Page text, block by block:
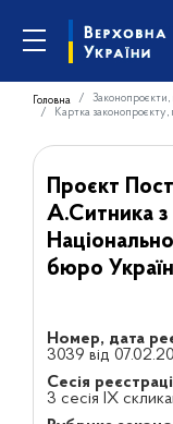
Головна Законопроєкти,
Картка законопроєкту,
Проєкт
А.Ситника
бюро
Номер, дата
3039 від
Сесія
3 сесія IX